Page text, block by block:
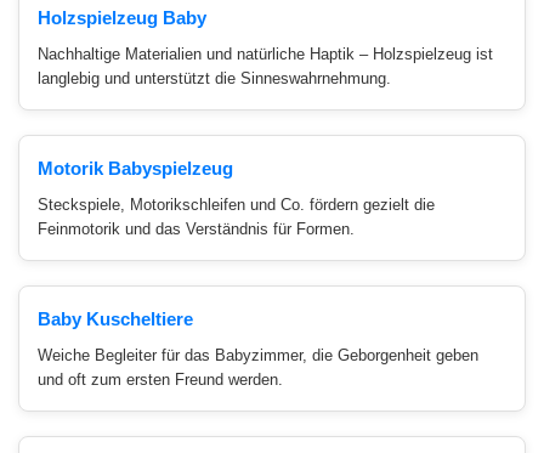
Holzspielzeug Baby
Nachhaltige Materialien und natürliche Haptik – Holzspielzeug ist
langlebig und unterstützt die Sinneswahrnehmung.
Motorik Babyspielzeug
Steckspiele, Motorikschleifen und Co. fördern gezielt die
Feinmotorik und das Verständnis für Formen.
Baby Kuscheltiere
Weiche Begleiter für das Babyzimmer, die Geborgenheit geben
und oft zum ersten Freund werden.